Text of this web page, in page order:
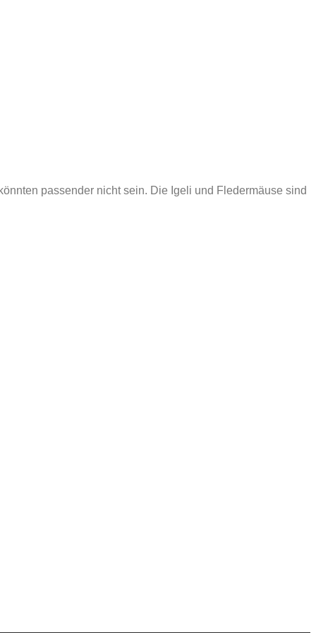
passender nicht sein. Die Igeli und Fledermäuse sind